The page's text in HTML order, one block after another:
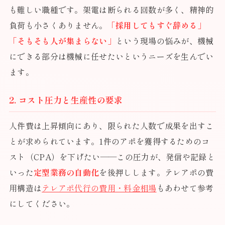
も難しい職種です。架電は断られる回数が多く、精神的
負荷も小さくありません。
「採用してもすぐ辞める」
「そもそも人が集まらない」 という現場の悩みが、機械
にできる部分は機械に任せたいというニーズを生んでい
ます。
2. コスト圧力と生産性の要求
人件費は上昇傾向にあり、限られた人数で成果を出すこ
とが求められています。1件のアポを獲得するためのコ
スト（CPA）を下げたい——この圧力が、発信や記録と
いった定型業務の自動化を後押しします。テレアポの費
用構造は テレアポ代行の費用・料金相場 もあわせて参考
にしてください。